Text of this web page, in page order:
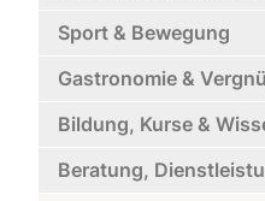
Sport & Bewegung
Gastronomie &
Bildung, Kurse &
Beratung,